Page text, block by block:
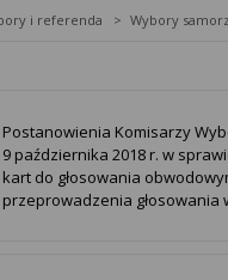
i referenda
Postanowienia Komisarzy
9 października 2018 r. w
kart do głosowania
przeprowadzenia głosowania